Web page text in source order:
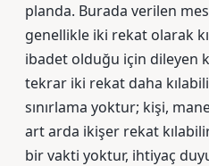
planda. Burada verilen
genellikle iki rekat olarak
ibadet olduğu için dileyen
tekrar iki rekat daha
sınırlama yoktur; kişi,
art arda ikişer rekat
bir vakti yoktur, ihtiyaç